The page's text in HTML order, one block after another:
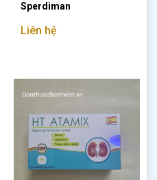
Sperdiman
Liên hệ